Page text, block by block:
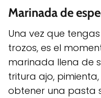
Marinada de
Una vez que
trozos, es el
marinada llena de
tritura ajo,
obtener una pasta